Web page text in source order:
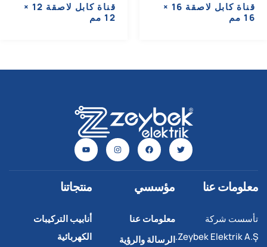
قناة كابل لاصقة 16 ×
16 مم
قناة كابل لاصقة 12 ×
12 مم
معلومات عنا
تأسست شركة
Zeybek Elektrik A.Ş.
مؤسسي
معلومات عنا
الرسالة والرؤية
منتجاتنا
أنابيب التركيبات
الكهربائية